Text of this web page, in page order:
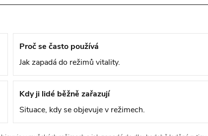
Proč se často používá
Jak zapadá do režimů vitality.
Kdy ji lidé běžně zařazují
Situace, kdy se objevuje v režimech.